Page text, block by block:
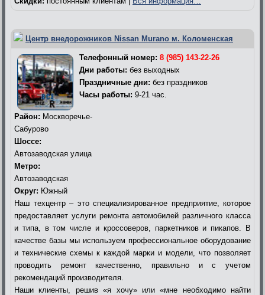
Центр внедорожников Nissan Murano м. Коломенская
Телефонный номер: 8 (985) 143-22-26
Дни работы: без выходных
Праздничные дни: без праздников
Часы работы: 9-21 час.
Район: Москворечье-
Сабурово
Шоссе:
Автозаводская улица
Метро:
Автозаводская
Округ: Южный
Наш техцентр – это специализированное предприятие, которое
предоставляет услуги ремонта автомобилей различного класса
и типа, в том числе и кроссоверов, паркетников и пикапов. В
качестве базы мы используем профессиональное оборудование
и технические схемы к каждой марки и модели, что позволяет
проводить ремонт качественно, правильно и с учетом
рекомендаций производителя.
Наши клиенты, решив «я хочу» или «мне необходимо найти